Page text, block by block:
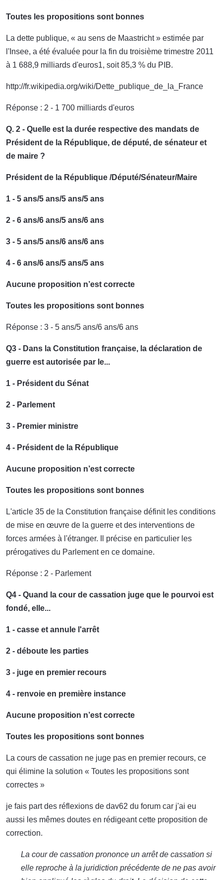
Toutes les propositions sont bonnes
La dette publique, « au sens de Maastricht » estimée par
l'Insee, a été évaluée pour la fin du troisième trimestre 2011
à 1 688,9 milliards d'euros1, soit 85,3 % du PIB.
http://fr.wikipedia.org/wiki/Dette_publique_de_la_France
Réponse : 2 - 1 700 milliards d'euros
Q. 2 - Quelle est la durée respective des mandats de
Président de la République, de député, de sénateur et
de maire ?
Président de la République /Député/Sénateur/Maire
1 - 5 ans/5 ans/5 ans/5 ans
2 - 6 ans/6 ans/5 ans/6 ans
3 - 5 ans/5 ans/6 ans/6 ans
4 - 6 ans/6 ans/5 ans/5 ans
Aucune proposition n’est correcte
Toutes les propositions sont bonnes
Réponse : 3 - 5 ans/5 ans/6 ans/6 ans
Q3 - Dans la Constitution française, la déclaration de
guerre est autorisée par le...
1 - Président du Sénat
2 - Parlement
3 - Premier ministre
4 - Président de la République
Aucune proposition n’est correcte
Toutes les propositions sont bonnes
L'article 35 de la Constitution française définit les conditions
de mise en œuvre de la guerre et des interventions de
forces armées à l'étranger. Il précise en particulier les
prérogatives du Parlement en ce domaine.
Réponse : 2 - Parlement
Q4 - Quand la cour de cassation juge que le pourvoi est
fondé, elle...
1 - casse et annule l'arrêt
2 - déboute les parties
3 - juge en premier recours
4 - renvoie en première instance
Aucune proposition n’est correcte
Toutes les propositions sont bonnes
La cours de cassation ne juge pas en premier recours, ce
qui élimine la solution « Toutes les propositions sont
correctes »
je fais part des réflexions de dav62 du forum car j'ai eu
aussi les mêmes doutes en rédigeant cette proposition de
correction.
La cour de cassation prononce un arrêt de cassation si
elle reproche à la juridiction précédente de ne pas avoir